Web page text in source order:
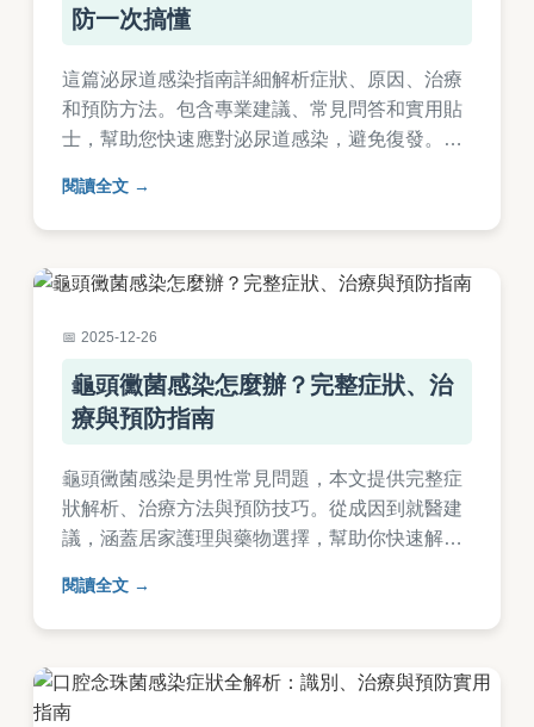
防一次搞懂
這篇泌尿道感染指南詳細解析症狀、原因、治療
和預防方法。包含專業建議、常見問答和實用貼
士，幫助您快速應對泌尿道感染，避免復發。從
閱讀全文
2025-12-26
龜頭黴菌感染怎麼辦？完整症狀、治
療與預防指南
龜頭黴菌感染是男性常見問題，本文提供完整症
狀解析、治療方法與預防技巧。從成因到就醫建
議，涵蓋居家護理與藥物選擇，幫助你快速解決
風險。
閱讀全文